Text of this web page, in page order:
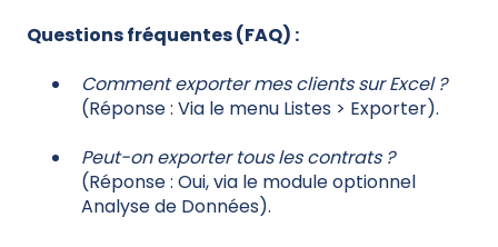
Questions fréquentes (FAQ) :
Comment exporter mes clients sur Excel ?
(Réponse : Via le menu Listes > Exporter).
Peut-on exporter tous les contrats ?
(Réponse : Oui, via le module optionnel
Analyse de Données).